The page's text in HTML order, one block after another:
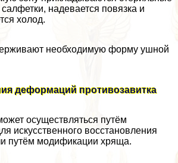
надевается повязка и
холод.
необходимую форму ушной
деформаций противозавитка
осуществляться путём
искусственного восстановления
путём модификации хряща.